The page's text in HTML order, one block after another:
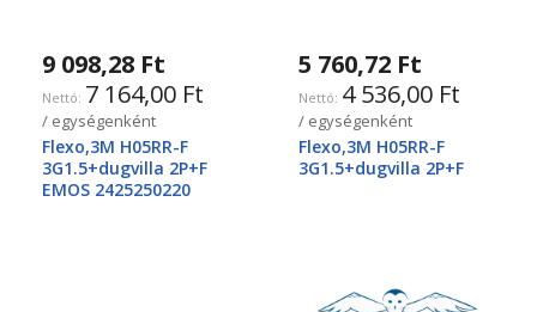
9 098,28 Ft
7 164,00 Ft
/ egységenként
Flexo,3M H05RR-F
3G1.5+dugvilla 2P+F
EMOS 2425250220
5 760,72 Ft
4 536,00 Ft
/ egységenként
Flexo,3M H05RR-F
3G1.5+dugvilla 2P+F